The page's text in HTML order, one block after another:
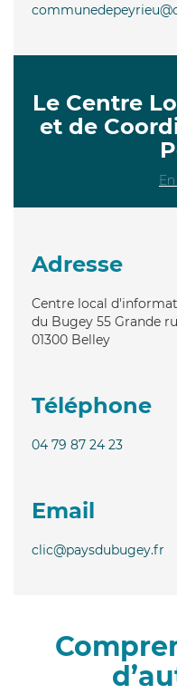
Le Centre
et de
Adresse
Centre local
du Bugey 55 Grande
01300 Belley
Téléphone
04 79 87 24 23
Email
clic@paysdubugey.fr